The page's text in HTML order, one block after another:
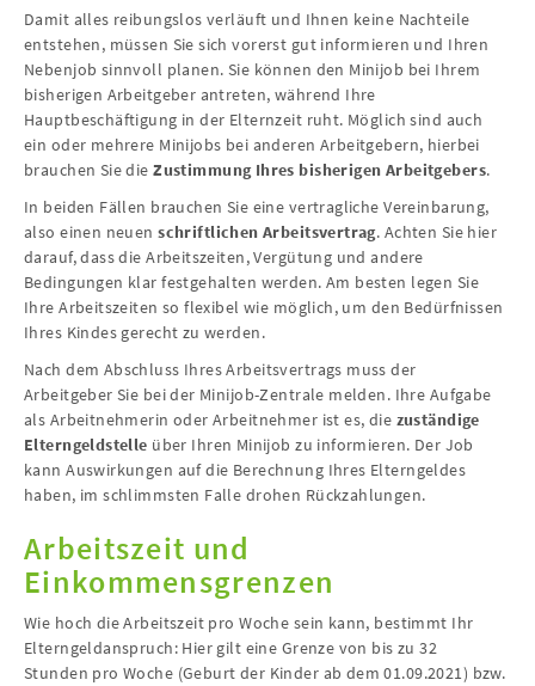
Damit alles reibungslos verläuft und Ihnen keine Nachteile
entstehen, müssen Sie sich vorerst gut informieren und Ihren
Nebenjob sinnvoll planen. Sie können den Minijob bei Ihrem
bisherigen Arbeitgeber antreten, während Ihre
Hauptbeschäftigung in der Elternzeit ruht. Möglich sind auch
ein oder mehrere Minijobs bei anderen Arbeitgebern, hierbei
brauchen Sie dieZustimmung Ihres bisherigen Arbeitgebers.
In beiden Fällen brauchen Sie eine vertragliche Vereinbarung,
also einen neuenschriftlichen Arbeitsvertrag. Achten Sie hier
darauf, dass die Arbeitszeiten, Vergütung und andere
Bedingungen klar festgehalten werden. Am besten legen Sie
Ihre Arbeitszeiten so flexibel wie möglich, um den Bedürfnissen
Ihres Kindes gerecht zu werden.
Nach dem Abschluss Ihres Arbeitsvertrags muss der
Arbeitgeber Sie bei der Minijob-Zentrale melden. Ihre Aufgabe
als Arbeitnehmerin oder Arbeitnehmer ist es, die zuständige
Elterngeldstelle über Ihren Minijob zu informieren. Der Job
kann Auswirkungen auf die Berechnung Ihres Elterngeldes
haben, im schlimmsten Falle drohen Rückzahlungen.
Arbeitszeit und
Einkommensgrenzen
Wie hoch die Arbeitszeit pro Woche sein kann, bestimmt Ihr
Elterngeldanspruch: Hier gilt eine Grenze von bis zu 32
Stunden pro Woche (Geburt der Kinder ab dem 01.09.2021) bzw.